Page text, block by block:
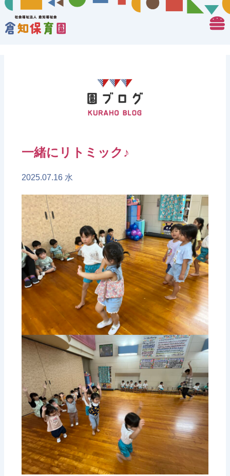
一緒にリトミック♪
2025.07.16 水